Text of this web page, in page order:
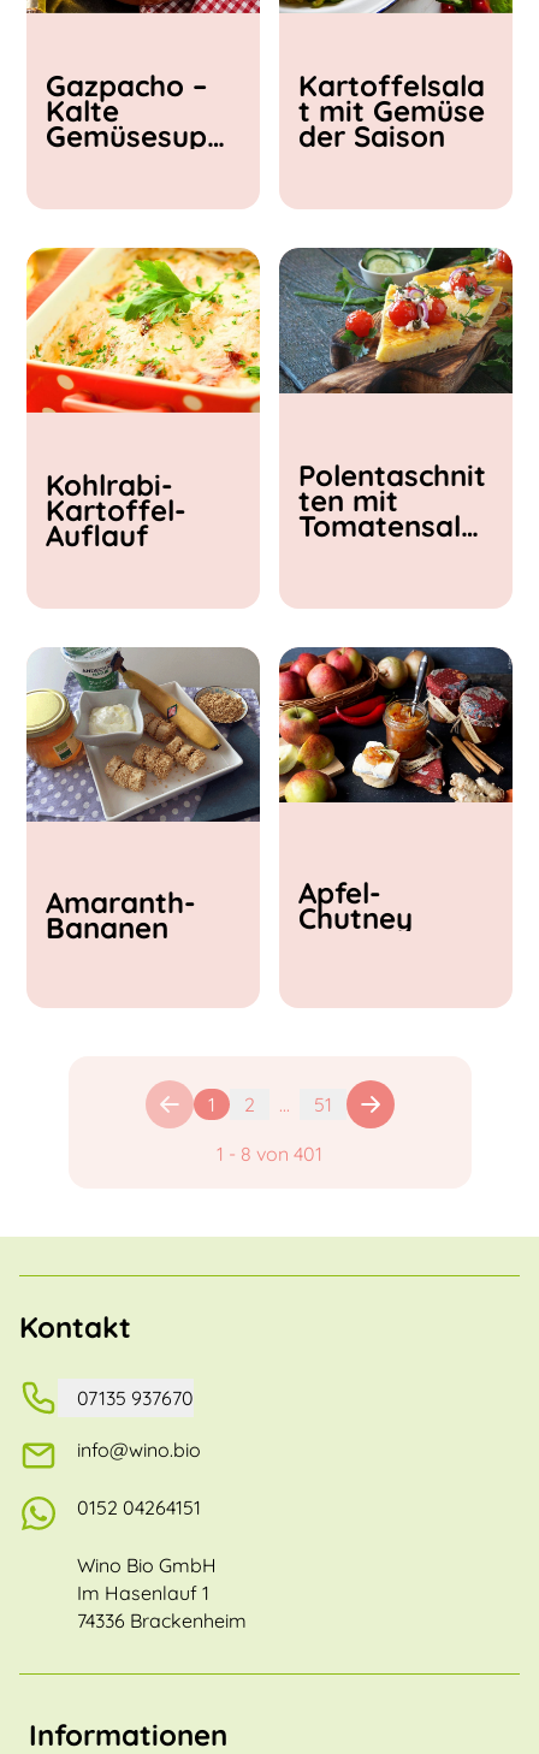
< 15 min
15 - 30 min
30 - 60 min
Gazpacho –
Kalte
Gemüsesupp
Kartoffelsala
t mit Gemüse
der Saison
Kohlrabi-
Kartoffel-
Auflauf
Polentaschnit
ten mit
Tomatensalat
Amaranth-
Bananen
Apfel-
Chutney
1 2 ... 51
1 - 8 von 401
Kontakt
07135 937670
info@wino.bio
0152 04264151
Wino Bio GmbH
Im Hasenlauf 1
74336 Brackenheim
Informationen